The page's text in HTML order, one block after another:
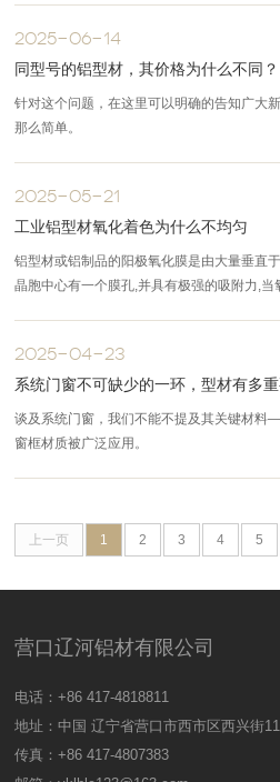
2025-06-14
同型号的铝型材，其价格为什么不同？
针对这个问题，在这里可以明确的告知广大
那么简单。
2025-05-21
工业铝型材氧化着色为什么不均匀
铝型材或铝制品的阳极氧化膜是由大量垂直
晶胞中心有一个膜孔,并具有极强的吸附力,当
2025-04-23
系统门窗不可缺少的一环，型材有多重
谈及系统门窗，我们不能不提及其关键材料
窗框材质被广泛应用。
上一页 1 2 3 4 5
营口辽河铝材有限公司
电话：+86 417-4818811
地址：中国 辽宁省营口市西市区西兴街
传真：+86 417-4807383